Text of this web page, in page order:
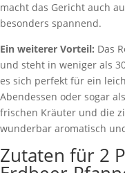
macht das Gericht auch
besonders spannend.
Ein weiterer Vorteil: Das
und steht in weniger als
es sich perfekt für ein
Abendessen oder sogar
frischen Kräuter und die
wunderbar aromatisch
Zutaten für 2